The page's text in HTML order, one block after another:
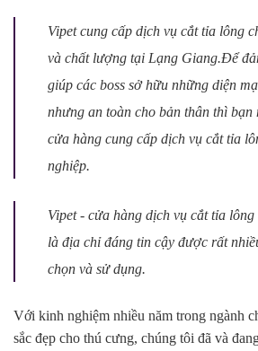
Vipet cung cấp dịch vụ cắt tỉa lông
và chất lượng tại Lạng Giang.Để
giúp các boss sở hữu những diện
nhưng an toàn cho bản thân thì bạn
cửa hàng cung cấp dịch vụ cắt tỉa
nghiệp.
Vipet - cửa hàng dịch vụ cắt tỉa
là địa chỉ đáng tin cậy được rất
chọn và sử dụng.
Với kinh nghiệm nhiều năm trong ngành
sắc đẹp cho thú cưng, chúng tôi đã và